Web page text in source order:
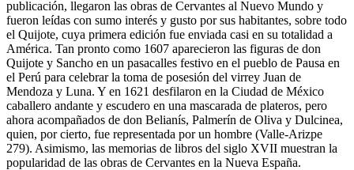
publicación, llegaron las obras de Cervantes al Nuevo Mundo y
fueron leídas con sumo interés y gusto por sus habitantes, sobre todo
el Quijote, cuya primera edición fue enviada casi en su totalidad a
América. Tan pronto como 1607 aparecieron las figuras de don
Quijote y Sancho en un pasacalles festivo en el pueblo de Pausa en
el Perú para celebrar la toma de posesión del virrey Juan de
Mendoza y Luna. Y en 1621 desfilaron en la Ciudad de México
caballero andante y escudero en una mascarada de plateros, pero
ahora acompañados de don Belianís, Palmerín de Oliva y Dulcinea,
quien, por cierto, fue representada por un hombre (Valle-Arizpe
279). Asimismo, las memorias de libros del siglo XVII muestran la
popularidad de las obras de Cervantes en la Nueva España.